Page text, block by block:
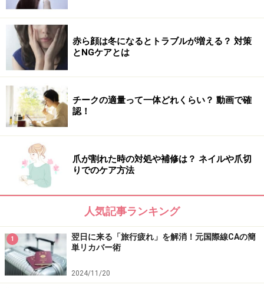
赤ら顔は冬になるとトラブルが増える？ 対策
とNGケアとは
チークの適量って一体どれくらい？ 動画で確
認！
爪が割れた時の対処や補修は？ ネイルや爪切
りでのケア方法
人気記事ランキング
1
翌日に来る「旅行疲れ」を解消！元国際線CAの簡
単リカバー術
2024/11/20